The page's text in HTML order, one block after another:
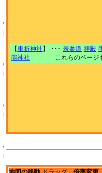
【車折神社 】 ･･･ 表参道 拝殿
能神社
これらのページ